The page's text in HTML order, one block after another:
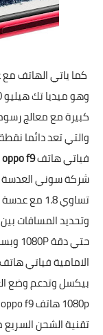
كما ياتي الهاتف
كبيرة مع معالج
والتي تعد دائما
فياتي هاتفoppo f9
وتحديد المسافات
بيكسل وتدعم وضع
تقنية الشحن